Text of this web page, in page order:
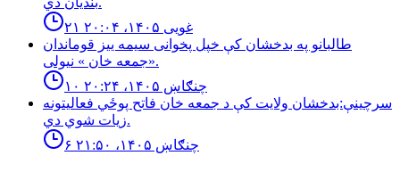
۲۱ غویی ۱۴۰۵، ۲۰:۰۴
طالبانو په بدخشان كې خپل پخوانى سيمه ييز قوماندان
«جمعه خان » نيولى.
۱۰ چنګاښ ۱۴۰۵، ۲۰:۲۴
سرچینې:بدخشان ولایت کې د جمعه خان فاتح پوځي فعالیتونه
زیات شوي دي.
۶ چنګاښ ۱۴۰۵، ۲۱:۵۰